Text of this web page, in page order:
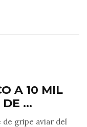
A 10 MIL
...
de gripe aviar del